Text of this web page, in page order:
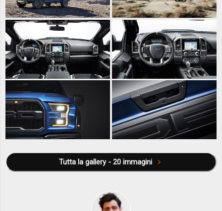
Tutta la gallery - 20 immagini